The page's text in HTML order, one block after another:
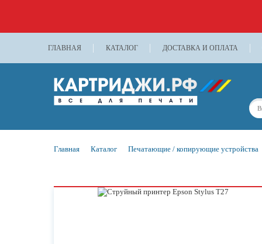
ГЛАВНАЯ КАТАЛОГ ДОСТАВКА И ОПЛАТА
Главная Каталог Печатающие / копирующие устройства